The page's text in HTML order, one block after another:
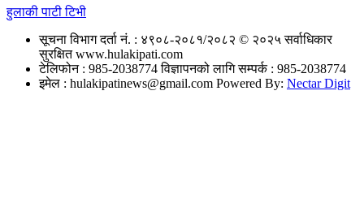
हुलाकी पाटी टिभी
सूचना विभाग दर्ता नं. : ४९०८-२०८१/२०८२ © २०२५ सर्वाधिकार
सुरक्षित www.hulakipati.com
टेलिफोन : 985-2038774विज्ञापनको लागि सम्पर्क : 985-2038774
इमेल : hulakipatinews@gmail.com Powered By: Nectar Digit